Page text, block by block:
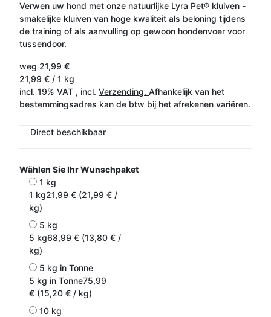
Verwen uw hond met onze natuurlijke Lyra Pet® kluiven -
smakelijke kluiven van hoge kwaliteit als beloning tijdens
de training of als aanvulling op gewoon hondenvoer voor
tussendoor.
weg 21,99 €
21,99 € / 1 kg
incl. 19% VAT , incl. Verzending. Afhankelijk van het
bestemmingsadres kan de btw bij het afrekenen variëren.
Direct beschikbaar
Wählen Sie Ihr Wunschpaket
1 kg
1 kg21,99 € (21,99 € /
kg)
5 kg
5 kg68,99 € (13,80 € /
kg)
5 kg in Tonne
5 kg in Tonne75,99
€ (15,20 € / kg)
10 kg